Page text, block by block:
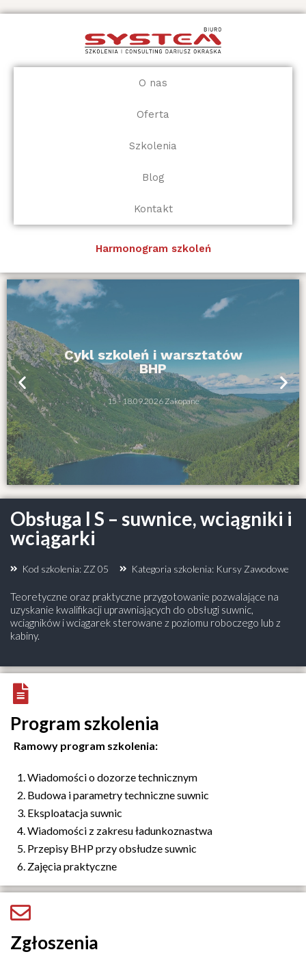
Przejdź
O nas
Oferta
Szkolenia
Blog
Kontakt
Harmonogram szkoleń
Cykl szkoleń i warsztatów
BHP
15 - 18.09.2026 Zakopane
Obsługa I S – suwnice, wciągniki i
wciągarki
Kod szkolenia: ZZ 05 Kategoria szkolenia: Kursy Zawodowe
Teoretyczne oraz praktyczne przygotowanie pozwalające na
uzyskanie kwalifikacji uprawniających do obsługi suwnic,
wciągników i wciągarek sterowane z poziomu roboczego lub z
kabiny.
Program szkolenia
Ramowy program szkolenia:
Wiadomości o dozorze technicznym
Budowa i parametry techniczne suwnic
Eksploatacja suwnic
Wiadomości z zakresu ładunkoznastwa
Przepisy BHP przy obsłudze suwnic
Zajęcia praktyczne
Zgłoszenia